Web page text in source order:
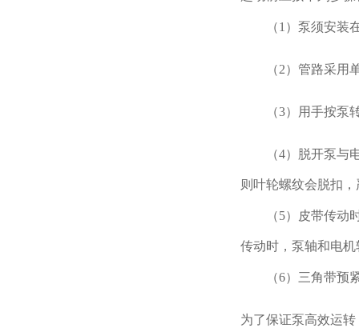
（1 ）泵须安装
（2）管路采用
（3）用手按泵
（4）脱开泵与
则叶轮螺纹会脱扣
（5）皮带传动
传动时，泵轴和电
（6）三角带预
为了保证泵高效运